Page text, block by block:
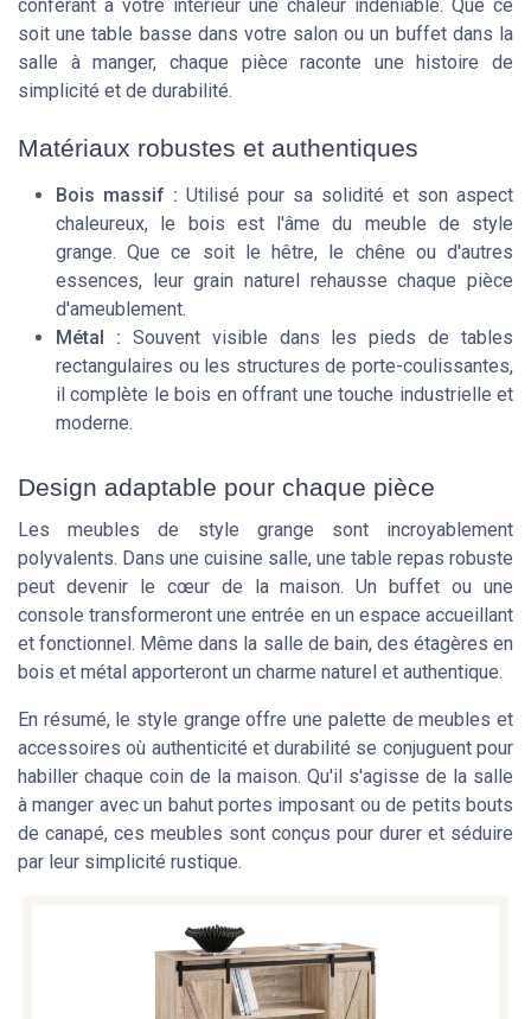
conférant à votre intérieur une chaleur indéniable. Que ce
soit une table basse dans votre salon ou un buffetdans la
salle à manger, chaque pièce raconte une histoire de
simplicité et de durabilité.
Matériaux robustes et authentiques
Bois massif : Utilisé pour sa solidité et son aspect
chaleureux, le bois est l'âme du meuble de style
grange. Que ce soit le hêtre, le chêne ou d'autres
essences, leur grain naturel rehausse chaque pièce
d'ameublement.
Métal : Souvent visible dans les pieds de tables
rectangulaires ou les structures de porte-coulissantes,
il complète le bois en offrant une touche industrielle et
moderne.
Design adaptable pour chaque pièce
Les meubles de style grange sont incroyablement
polyvalents. Dans une cuisine salle, une table repas robuste
peut devenir le cœur de la maison. Unbuffet ou une
console transformeront une entrée en un espace accueillant
et fonctionnel. Même dans la salle de bain, des étagères en
bois et métal apporteront un charme naturel et authentique.
En résumé, le style grange offre une palette demeubles et
accessoires où authenticité et durabilité se conjuguent pour
habiller chaque coin de la maison. Qu'il s'agisse de la salle
à manger avec un bahut portes imposant ou de petitsbouts
de canapé, ces meubles sont conçus pour durer et séduire
par leur simplicité rustique.